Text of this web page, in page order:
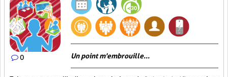
0 Un point m'embrouille...